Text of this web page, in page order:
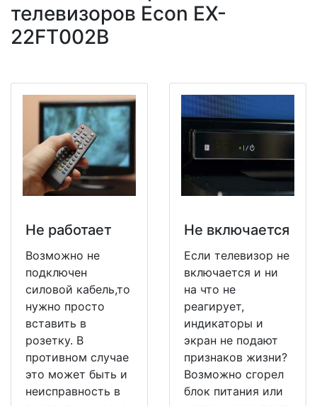
телевизоров Econ EX-
22FT002B
Не работает
Возможно не
подключен
силовой кабель,то
нужно просто
вставить в
розетку. В
противном случае
это может быть и
неисправность в
Не включается
Если телевизор не
включается и ни
на что не
реагирует,
индикаторы и
экран не подают
признаков жизни?
Возможно сгорел
блок питания или